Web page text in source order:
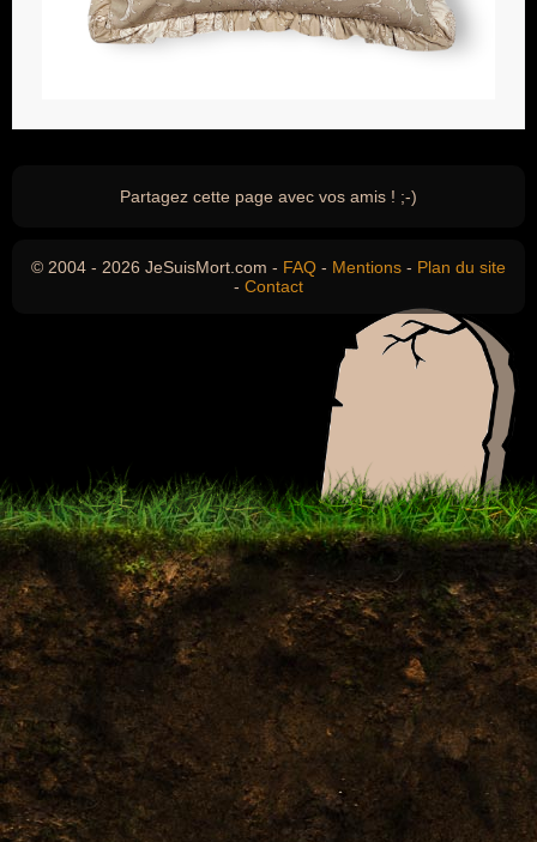
Partagez cette page avec vos amis ! ;-)
© 2004 - 2026 JeSuisMort.com - FAQ - Mentions - Plan du site
- Contact